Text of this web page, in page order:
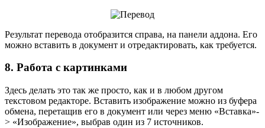
Результат перевода отобразится справа, на панели аддона. Его
можно вставить в документ и отредактировать, как требуется.
8. Работа с картинками
Здесь делать это так же просто, как и в любом другом
текстовом редакторе. Вставить изображение можно из буфера
обмена, перетащив его в документ или через меню «Вставка»-
> «Изображение», выбрав один из 7 источников.